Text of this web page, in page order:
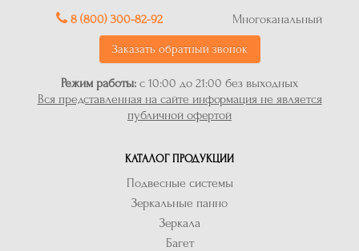
8 (800) 300-82-92 Многоканальный
Заказать обратный звонок
Режим работы: с 10:00 до 21:00 без выходных
Вся представленная на сайте информация не является
публичной офертой
КАТАЛОГ ПРОДУКЦИИ
Подвесные системы
Зеркальные панно
Зеркала
Багет